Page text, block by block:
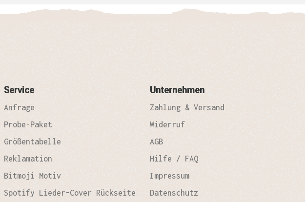
Service
Anfrage
Probe-Paket
Größentabelle
Reklamation
Bitmoji Motiv
Spotify Lieder-Cover Rückseite
Unternehmen
Zahlung & Versand
Widerruf
AGB
Hilfe / FAQ
Impressum
Datenschutz